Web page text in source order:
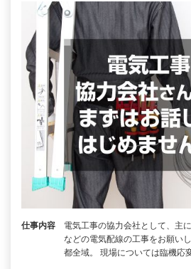
仕事内容
電気工事の協力会社として、主
などの電気配線の工事をお願い
都全域。 現場については臨機応